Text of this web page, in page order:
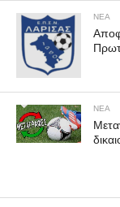
ΝΕΑ
ΝΕΑ